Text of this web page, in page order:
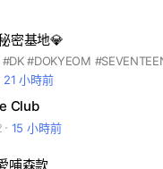
密基地💎
#DOKYEOM
21 小時前
Club
15 小時前
哺森款